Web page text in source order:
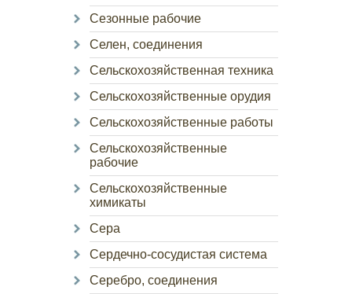
Сезонные рабочие
Селен, соединения
Сельскохозяйственная техника
Сельскохозяйственные орудия
Сельскохозяйственные работы
Сельскохозяйственные
рабочие
Сельскохозяйственные
химикаты
Сера
Сердечно-сосудистая система
Серебро, соединения